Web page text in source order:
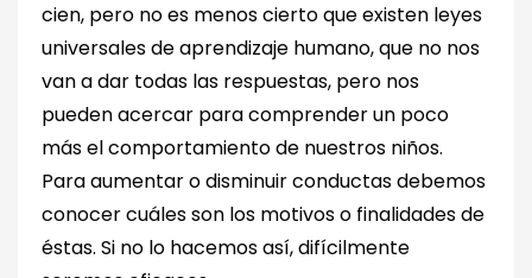
cien, pero no es menos cierto que existen leyes
universales de aprendizaje humano, que no nos
van a dar todas las respuestas, pero nos
pueden acercar para comprender un poco
más el comportamiento de nuestros niños.
Para aumentar o disminuir conductas debemos
conocer cuáles son los motivos o finalidades de
éstas. Si no lo hacemos así, difícilmente